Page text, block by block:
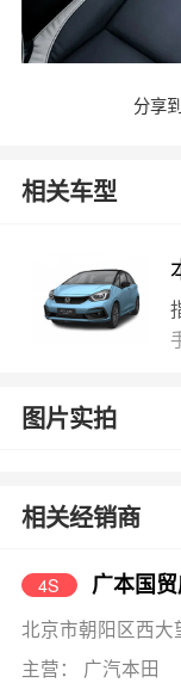
分享
相关车型
图片实拍
相关经销商
4S 广本国
北京市朝阳区西
主营： 广汽本田